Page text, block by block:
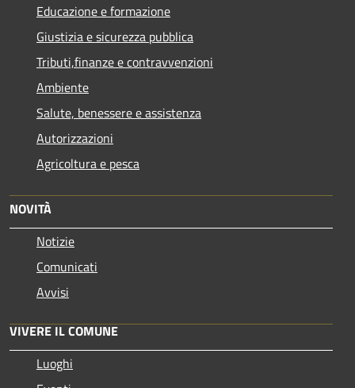
Educazione e formazione
Giustizia e sicurezza pubblica
Tributi,finanze e contravvenzioni
Ambiente
Salute, benessere e assistenza
Autorizzazioni
Agricoltura e pesca
NOVITÀ
Notizie
Comunicati
Avvisi
VIVERE IL COMUNE
Luoghi